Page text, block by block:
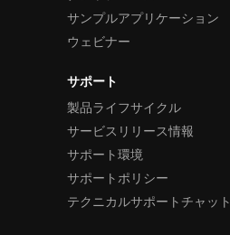
サンプルアプリケーション
ウェビナー
サポート
製品ライフサイクル
サービスリリース情報
サポート環境
サポートポリシー
テクニカルサポートチャット